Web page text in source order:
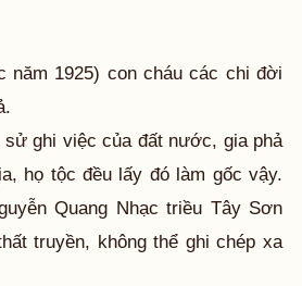
năm 1925) con cháu các chi đời
ghi việc của đất nước, gia phả
họ tộc đều lấy đó làm gốc vậy.
Quang Nhạc triều Tây Sơn
truyền, không thể ghi chép xa